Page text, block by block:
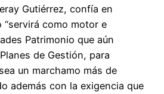
Gutiérrez, confía en
como motor e
Patrimonio que aún
de Gestión, para
un marchamo más de
además con la exigencia que